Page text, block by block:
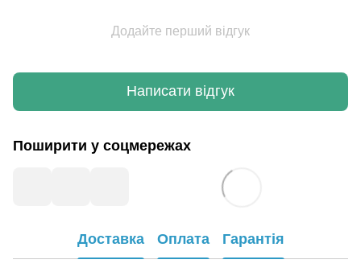
Додайте перший відгук
Написати відгук
Поширити у соцмережах
Доставка Оплата Гарантія